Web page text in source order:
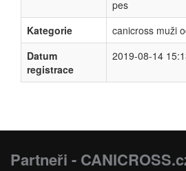
pes
Kategorie
canicross muži
Datum
registrace
2019-08-14
Partneři -